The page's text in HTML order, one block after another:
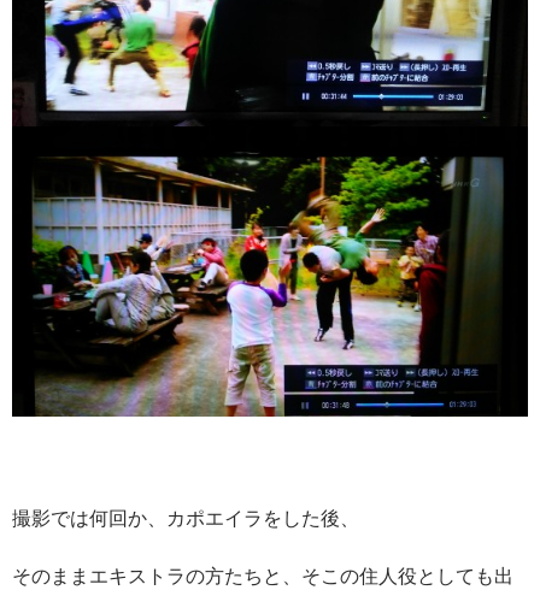
撮影では何回か、カポエイラをした後、
そのままエキストラの方たちと、そこの住人役としても出